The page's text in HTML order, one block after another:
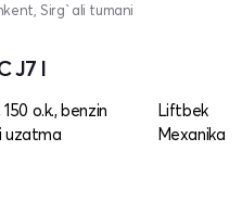
Sirg`ali tumani
J7 I
150 o.k., benzin
Liftbek
uzatma
Mexanika